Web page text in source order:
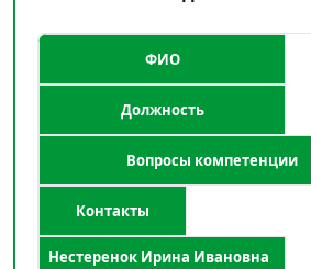
ФИО
Должность
Вопросы компетенции
Контакты
Нестеренок Ирина Ивановна